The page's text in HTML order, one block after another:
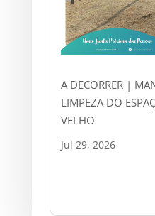
A DECORRER |
LIMPEZA DO
VELHO
Jul 29, 2026